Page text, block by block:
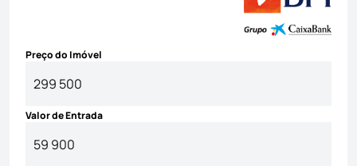
Preço do Imóvel
Valor de Entrada